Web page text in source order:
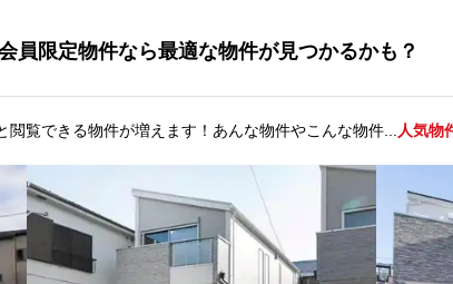
員限定物件なら最適な物件が見つかるかも？
閲覧できる物件が増えます！あんな物件やこんな物件...人気物